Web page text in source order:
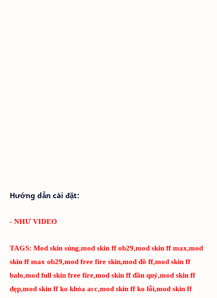
Hướng dẫn cài đặt:
- NHƯ VIDEO
TAGS: Mod skin súng,mod skin ff ob29,mod skin ff max,mod
skin ff max ob29,mod free fire skin,mod đồ ff,mod skin ff
balo,mod full skin free fire,mod skin ff đầu quỷ,mod skin ff
đẹp,mod skin ff ko khóa acc,mod skin ff ko lỗi,mod skin ff